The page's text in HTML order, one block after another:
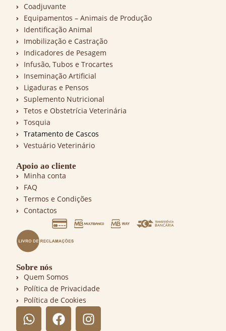
Coadjuvante
Equipamentos – Animais de Produção
Identificação Animal
Imobilização e Castração
Indicadores de Pesagem
Infusão, Tubos e Trocartes
Inseminação Artificial
Ligaduras e Pensos
Suplemento Nutricional
Tetos e Obstetrícia Veterinária
Tosquia
Tratamento de Cascos
Vestuário Veterinário
Apoio ao cliente
Minha conta
FAQ
Termos e Condições
Contactos
Sobre nós
Quem Somos
Política de Privacidade
Política de Cookies